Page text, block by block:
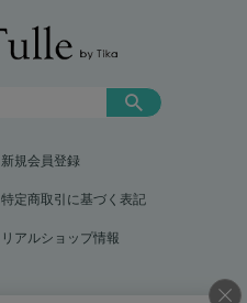
新規会員登録
特定商取引に基づく表記
リアルショップ情報